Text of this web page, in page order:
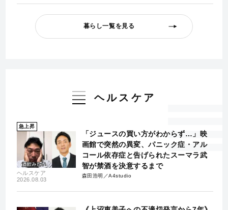
暮らし一覧を見る
ヘルスケア
急上昇
ヘルスケア
2026.08.03
「ジュースの買い方がわからず…」映
画館で突然の異変、パニック症・アル
コール依存症と告げられたスーマラ武
智が禁酒を決意するまで
森田浩明／A4studio